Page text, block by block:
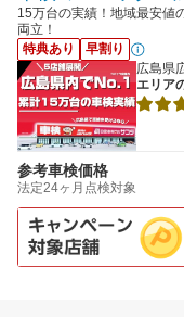
15万台の実績！地域最安値
両立！
特典あり
早割り
広島県
エリア
参考車検価格
法定24ヶ月点検対象